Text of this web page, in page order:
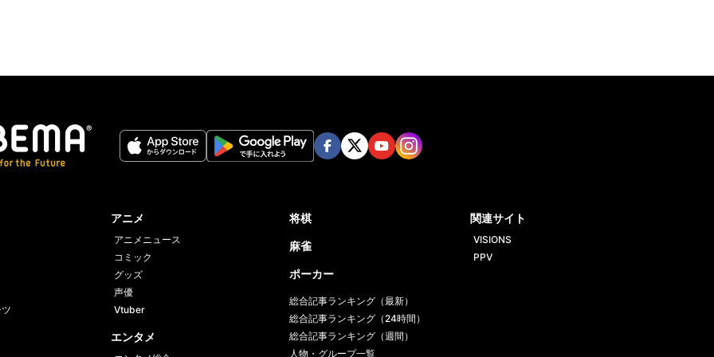
アニメ
アニメニュース
コミック
グッズ
声優
Vtuber
エンタメ
将棋
麻雀
ポーカー
総合記事ランキング（最新）
総合記事ランキング（24時間）
総合記事ランキング（週間）
人物・グループ一覧
関連サイト
VISIONS
PPV